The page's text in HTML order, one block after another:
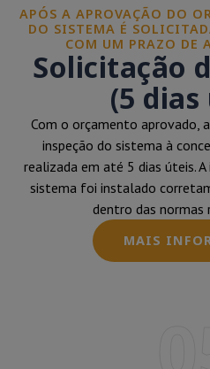
APÓS A APROVAÇÃO DO
DO SISTEMA É
COM UM PRAZO DE
Solicitação
(5
Com o orçamento aprovado,
inspeção do sistema à
realizada em até 5 dias úteis.
sistema foi instalado
dentro das normas
MAIS